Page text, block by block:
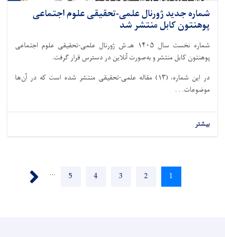
شماره جدید ژورنال علمی-تحقیقی علوم اجتماعی
پوهنتون کابل منتشر شد
شماره نخست سال ۱۴۰۵ هـ.ش ژورنال علمی-تحقیقی علوم اجتماعی
پوهنتون کابل منتشر و به‌صورت آنلاین در دسترس قرار گرفت.
در این شماره، (۱۳) مقاله علمی-تحقیقی منتشر شده است که در آن‌ها
موضوعات. . .
بیشتر
Current
1
Page
2
Page
3
Page
4
Page
5
…